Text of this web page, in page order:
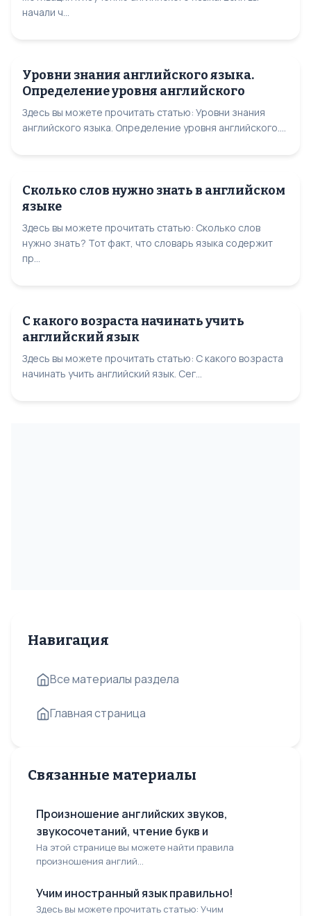
начали ч...
Уровни знания английского языка.
Определение уровня английского
Здесь вы можете прочитать статью: Уровни знания
английского языка. Определение уровня английского....
Сколько слов нужно знать в английском
языке
Здесь вы можете прочитать статью: Сколько слов
нужно знать? Тот факт, что словарь языка содержит
пр...
С какого возраста начинать учить
английский язык
Здесь вы можете прочитать статью: С какого возраста
начинать учить английский язык. Сег...
Навигация
Все материалы раздела
Главная страница
Связанные материалы
Произношение английских звуков,
звукосочетаний, чтение букв и
На этой странице вы можете найти правила
произношения англий...
Учим иностранный язык правильно!
Здесь вы можете прочитать статью: Учим